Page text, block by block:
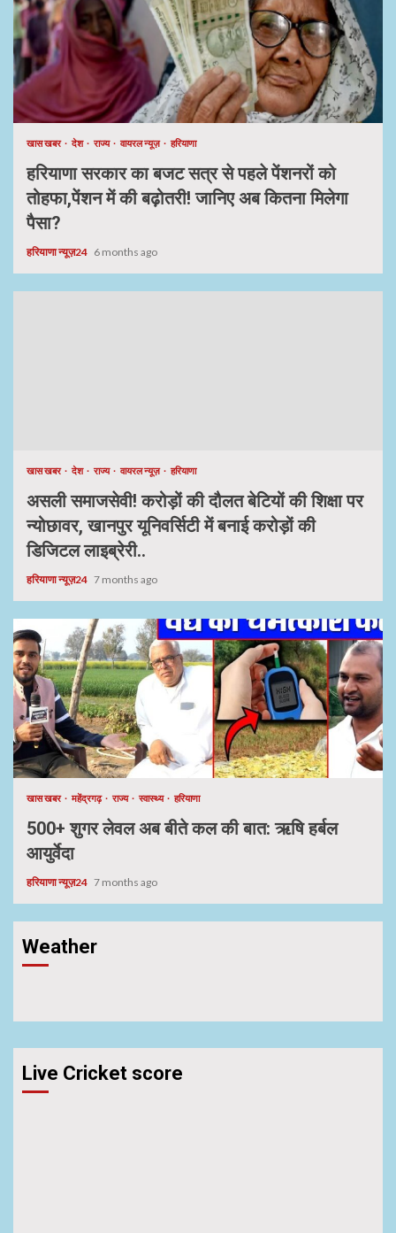
खास खबर देश राज्य वायरल न्यूज़ हरियाणा
हरियाणा सरकार का बजट सत्र से पहले पेंशनरों को
तोहफा,पेंशन में की बढ़ोतरी! जानिए अब कितना मिलेगा
पैसा?
हरियाणा न्यूज़24 6 months ago
खास खबर देश राज्य वायरल न्यूज़ हरियाणा
असली समाजसेवी! करोड़ों की दौलत बेटियों की शिक्षा पर
न्योछावर, खानपुर यूनिवर्सिटी में बनाई करोड़ों की
डिजिटल लाइब्रेरी..
हरियाणा न्यूज़24 7 months ago
खास खबर महेंद्रगढ़ राज्य स्वास्थ्य हरियाणा
500+ शुगर लेवल अब बीते कल की बात: ऋषि हर्बल
आयुर्वेदा
हरियाणा न्यूज़24 7 months ago
Weather
Live Cricket score